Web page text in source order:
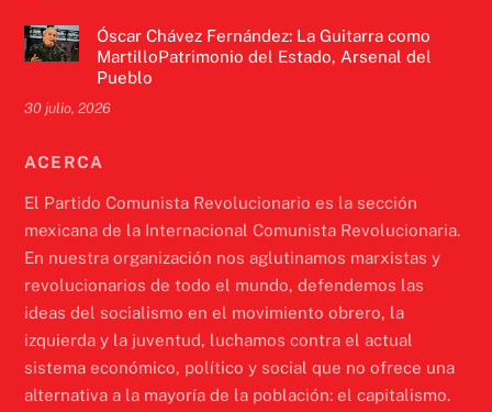
Óscar Chávez Fernández: La Guitarra como
MartilloPatrimonio del Estado, Arsenal del
Pueblo
30 julio, 2026
ACERCA
El Partido Comunista Revolucionario es la sección
mexicana de la Internacional Comunista Revolucionaria.
En nuestra organización nos aglutinamos marxistas y
revolucionarios de todo el mundo, defendemos las
ideas del socialismo en el movimiento obrero, la
izquierda y la juventud, luchamos contra el actual
sistema económico, político y social que no ofrece una
alternativa a la mayoría de la población: el capitalismo.